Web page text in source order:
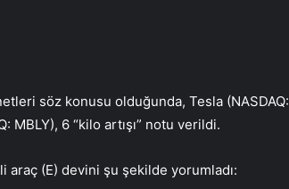
söz konusu olduğunda, Tesla (NASDAQ:
MBLY), 6 “kilo artışı” notu verildi.
araç (E) devini şu şekilde yorumladı: